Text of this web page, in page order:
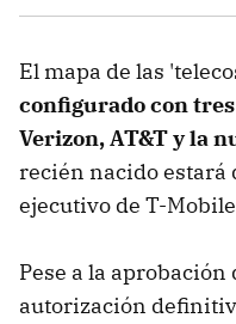
El mapa de las
configurado con
Verizon, AT&T y la
recién nacido
ejecutivo de T-
Pese a la
autorización